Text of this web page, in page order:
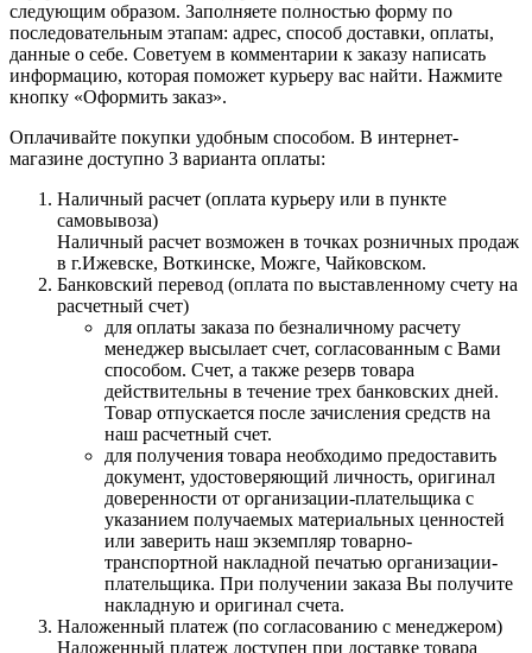
следующим образом. Заполняете полностью форму по
последовательным этапам: адрес, способ доставки, оплаты,
данные о себе. Советуем в комментарии к заказу написать
информацию, которая поможет курьеру вас найти. Нажмите
кнопку «Оформить заказ».
Оплачивайте покупки удобным способом. В интернет-
магазине доступно 3 варианта оплаты:
Наличный расчет (оплата курьеру или в пункте
самовывоза)
Наличный расчет возможен в точках розничных продаж
в г.Ижевске, Воткинске, Можге, Чайковском.
Банковский перевод (оплата по выставленному счету на
расчетный счет)
для оплаты заказа по безналичному расчету
менеджер высылает счет, согласованным с Вами
способом. Счет, а также резерв товара
действительны в течение трех банковских дней.
Товар отпускается после зачисления средств на
наш расчетный счет.
для получения товара необходимо предоставить
документ, удостоверяющий личность, оригинал
доверенности от организации-плательщика с
указанием получаемых материальных ценностей
или заверить наш экземпляр товарно-
транспортной накладной печатью организации-
плательщика. При получении заказа Вы получите
накладную и оригинал счета.
Наложенный платеж (по согласованию с менеджером)
Наложенный платеж доступен при доставке товара